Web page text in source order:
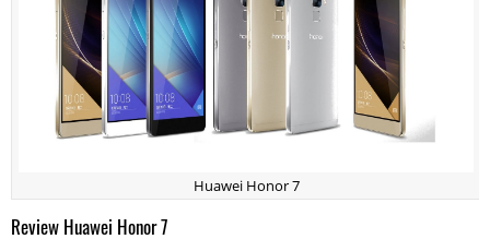
Huawei Honor 7
Review Huawei Honor 7